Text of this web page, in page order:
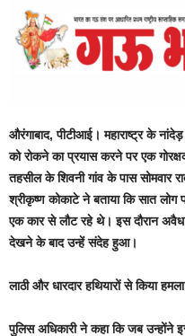
औरंगाबाद, पीटीआई। महाराष्ट्र के
को रोकने का प्रयास करने पर एक
तहसील के शिवनी गांव के पास सोमवार
श्रीकृष्ण कोकाटे ने बताया कि सात लोग
एक कार से लौट रहे थे। इस दौरान
देखने के बाद उन्हें संदेह हुआ।
लाठी और धारदार हथियारों से किया हमला
पुलिस अधिकारी ने कहा कि जब